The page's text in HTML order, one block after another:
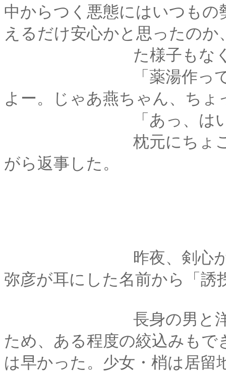
中からつく悪態にはいつも
えるだけ安心かと思ったのか
た様子もなく肩を
「薬湯作ってくるか
よー。じゃあ燕ちゃん、ち
「あっ、はい
枕元にちょこんと正
がら返事した。
昨夜、剣心が警察署
弥彦が耳にした名前から「
長身の男と洋装の少
ため、ある程度の絞込みも
は早かった。少女・梢は居留